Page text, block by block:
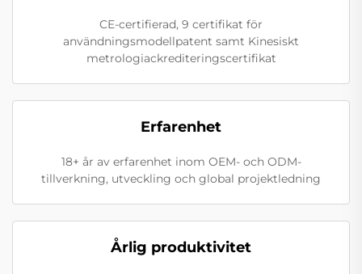
CE-certifierad, 9 certifikat för
användningsmodellpatent samt Kinesiskt
metrologiackrediteringscertifikat
Erfarenhet
18+ år av erfarenhet inom OEM- och ODM-
tillverkning, utveckling och global projektledning
Årlig produktivitet